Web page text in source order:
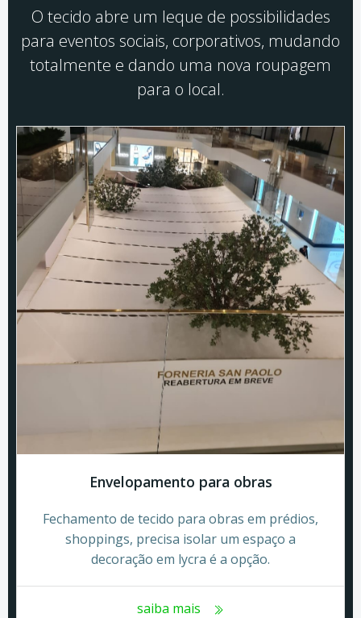
O tecido abre um leque de possibilidades
para eventos sociais, corporativos, mudando
totalmente e dando uma nova roupagem
para o local.
Envelopamento para obras
Fechamento de tecido para obras em prédios,
shoppings, precisa isolar um espaço a
decoração em lycra é a opção.
saiba mais